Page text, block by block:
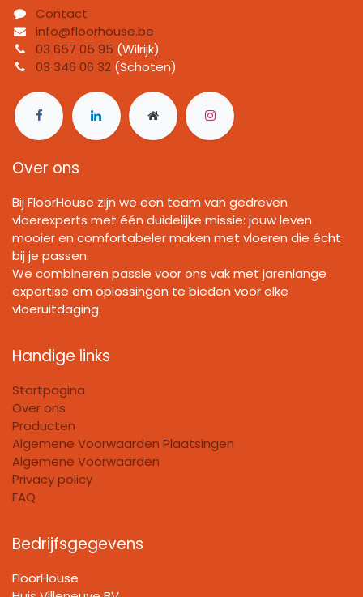
Contact
info@floorhouse.be
03 657 05 95 (Wilrijk)
03 346 06 32 (Schoten)
Over ons
Bij FloorHouse zijn we een team van gedreven
vloerexperts met één duidelijke missie: jouw leven
mooier en comfortabeler maken met vloeren die écht
bij je passen.
We combineren passie voor ons vak met jarenlange
expertise om oplossingen te bieden voor elke
vloeruitdaging.
Handige links
Startpagina
Over ons
Producten
Algemene Voorwaarden Plaatsingen
Algemene Voorwaarden
Privacy policy
FAQ
Bedrijfsgegevens
FloorHouse